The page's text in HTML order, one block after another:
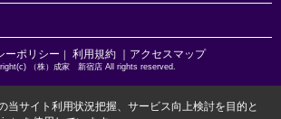
ーポリシー 利用規約 ｜アクセスマップ
（株）成家 新宿店 All rights reserved.
当サイト利用状況把握、サービス向上検討を目的と